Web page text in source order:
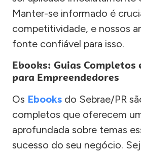
Manter-se informado é
competitividade, e nossos
fonte confiável para isso.
Ebooks: Guias Completos
para Empreendedores
Os Ebooks do Sebrae/PR
completos que oferecem
aprofundada sobre temas
sucesso do seu negócio.